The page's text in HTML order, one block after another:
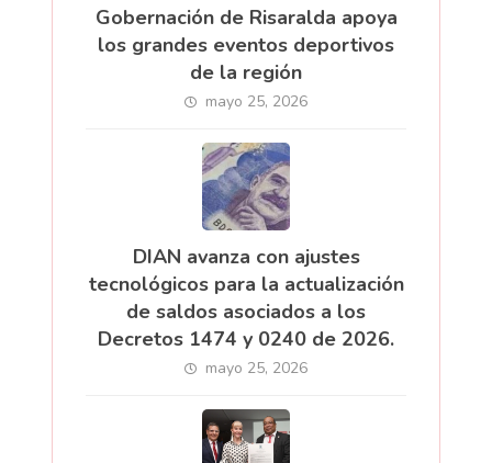
Gobernación de Risaralda apoya
los grandes eventos deportivos
de la región
mayo 25, 2026
DIAN avanza con ajustes
tecnológicos para la actualización
de saldos asociados a los
Decretos 1474 y 0240 de 2026.
mayo 25, 2026